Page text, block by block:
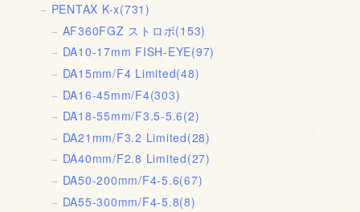
PENTAX K-x(731)
AF360FGZ ストロボ(153)
DA10-17mm FISH-EYE(97)
DA15mm/F4 Limited(48)
DA16-45mm/F4(303)
DA18-55mm/F3.5-5.6(2)
DA21mm/F3.2 Limited(28)
DA40mm/F2.8 Limited(27)
DA50-200mm/F4-5.6(67)
DA55-300mm/F4-5.8(8)